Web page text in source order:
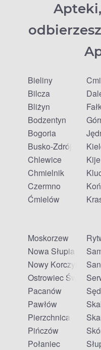
Bieliny
Bilcza
Bliżyn
Bodzentyn
Bogoria
Busko-Zdrój
Chlewice
Chmielnik
Czermno
Ćmielów
Kije
Moskorzew
Nowa Słupia
Nowy Korczyn
Ostrowiec
Pacanów
Pawłów
Pierzchnica
Pińczów
Połaniec